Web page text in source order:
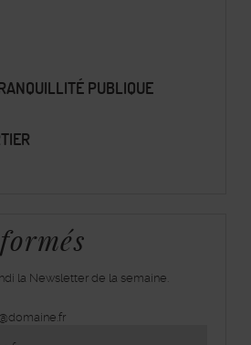
PUBLIQUE
la Newsletter de la semaine.